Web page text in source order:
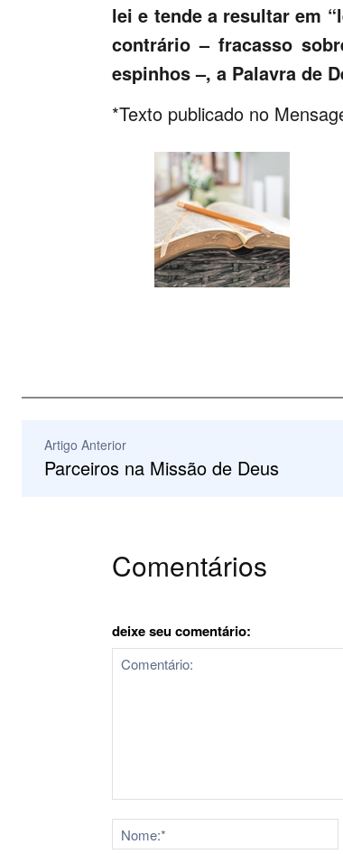
lei e tende a resultar em
contrário – fracasso
espinhos –, a Palavra de
*Texto publicado no
Artigo Anterior
Parceiros na Missão de Deus
Comentários
deixe seu comentário: